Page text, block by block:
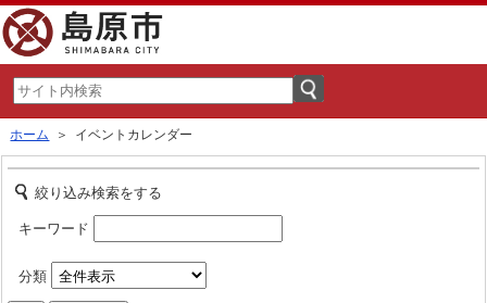
ホーム ＞ イベントカレンダー
絞り込み検索をする
キーワード
分類